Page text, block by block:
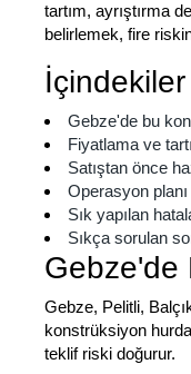
tartım, ayrıştırma
belirlemek, fire
İçindekiler
Gebze'de bu
Fiyatlama ve
Satıştan önce
Operasyon planı
Sık yapılan
Sıkça sorulan
Gebze'de
Gebze, Pelitli,
konstrüksiyon
teklif riski doğurur.